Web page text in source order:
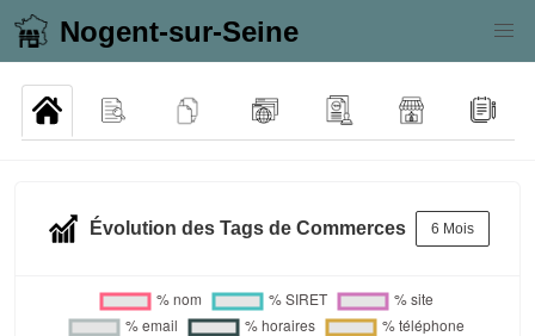
Nogent-sur-Seine
Évolution des Tags de Commerces 6 Mois